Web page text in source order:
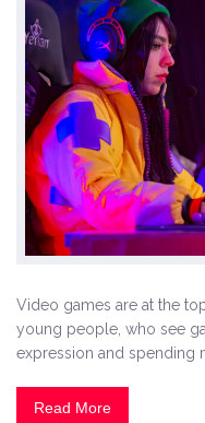
Video games are at the
young people, who see
expression and spending
Read More